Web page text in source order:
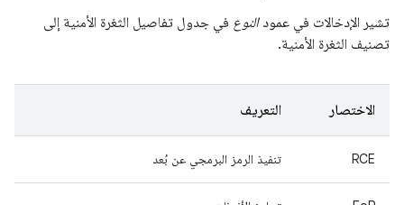
تشير الإدخالات في عمودالنوع في جدول تفاصيل الثغرة الأمنية إلى
تصنيف الثغرة الأمنية.
الاختصار التعريف
RCE تنفيذ الرمز البرمجي عن بُعد